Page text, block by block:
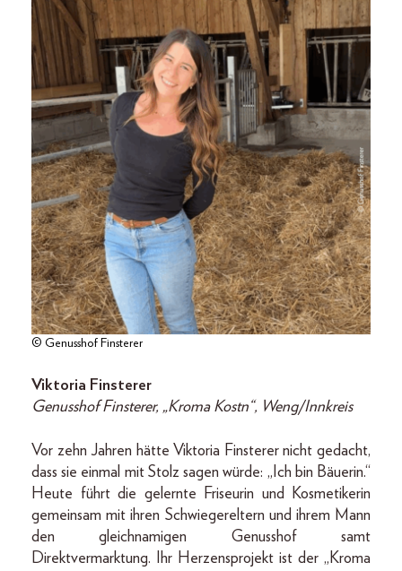
© Genusshof Finsterer
Viktoria Finsterer
Genusshof Finsterer, „Kroma Kostn“, Weng/Innkreis
Vor zehn Jahren hätte Viktoria Finsterer nicht gedacht,
dass sie einmal mit Stolz sagen würde: „Ich bin Bäuerin.“
Heute führt die gelernte Friseurin und Kosmetikerin
gemeinsam mit ihren Schwiegereltern und ihrem Mann
den gleichnamigen Genusshof samt
Direktvermarktung. Ihr Herzensprojekt ist der „Kroma